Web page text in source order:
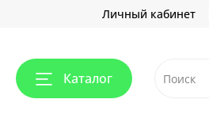
Личный кабинет
Каталог